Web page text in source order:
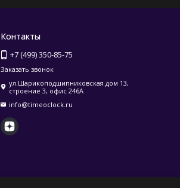
Контакты
+7 (499) 350-85-75
Заказать звонок
ул.Шарикоподшипниковская дом 13,
строение 3, офис 246А
info@timeoclock.ru